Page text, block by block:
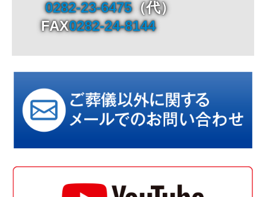
2025/12/08 田沼人形供養祭
2026/02/24 マイナビ就職フェア
2026/03/01 仏壇サロン春彼岸
2026/05/20 こすもす足利リニューアル
0282-23-6475（代）
FAX0282-24-8144